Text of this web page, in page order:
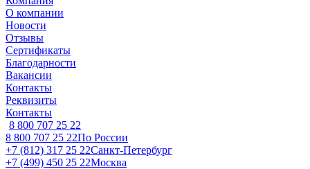
О компании
Новости
Отзывы
Сертификаты
Благодарности
Вакансии
Контакты
Реквизиты
Контакты
8 800 707 25 22
8 800 707 25 22По России
+7 (812) 317 25 22Санкт-Петербург
+7 (499) 450 25 22Москва